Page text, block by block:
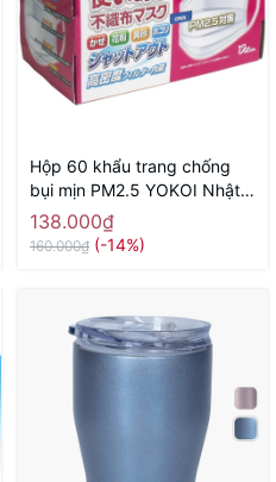
Hộp 60 khẩu trang chống
bụi mịn PM2.5 YOKOI Nhật
Bản (size nữ, trẻ em) - Hàng
Nhật nội địa
138.000₫
160.000₫ (-14%)